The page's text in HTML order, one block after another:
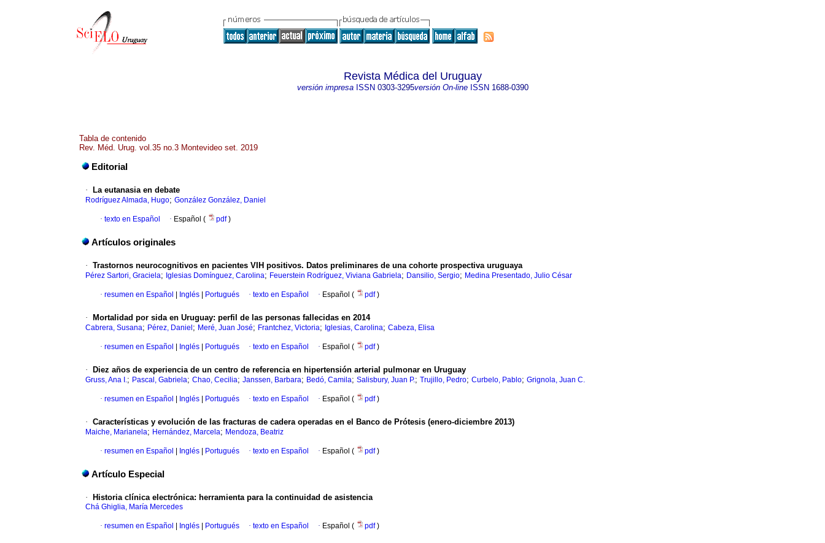
Revista Médica del Uruguay
versión impresaISSN 0303-3295versión On-lineISSN 1688-0390
Tabla de contenido
Rev. Méd. Urug. vol.35 no.3 Montevideo set. 2019
Editorial
· La eutanasia en debate
Rodríguez Almada, Hugo; González González, Daniel
· texto en Español · Español ( pdf)
Artículos originales
· Trastornos neurocognitivos en pacientes VIH positivos. Datos preliminares de una cohorte prospectiva uruguaya
Pérez Sartori, Graciela; Iglesias Domínguez, Carolina; Feuerstein Rodríguez, Viviana Gabriela; Dansilio, Sergio; Medina Presentado, Julio César
· resumen en Español Inglés Portugués · texto en Español · Español ( pdf)
· Mortalidad por sida en Uruguay: perfil de las personas fallecidas en 2014
Cabrera, Susana; Pérez, Daniel ; Meré, Juan José; Frantchez, Victoria; Iglesias, Carolina; Cabeza, Elisa
· resumen en Español Inglés Portugués · texto en Español · Español ( pdf)
· Diez años de experiencia de un centro de referencia en hipertensión arterial pulmonar en Uruguay
Gruss, Ana I.; Pascal, Gabriela; Chao, Cecilia; Janssen, Barbara; Bedó, Camila; Salisbury, Juan P.; Trujillo, Pedro; Curbelo, Pablo; Grignola, Juan C.
· resumen en Español Inglés Portugués · texto en Español · Español ( pdf)
· Características y evolución de las fracturas de cadera operadas en el Banco de Prótesis (enero-diciembre 2013)
Maiche, Marianela; Hernández, Marcela; Mendoza, Beatriz
· resumen en Español Inglés Portugués · texto en Español · Español ( pdf)
Artículo Especial
· Historia clínica electrónica: herramienta para la continuidad de asistencia
Chá Ghiglia, María Mercedes
· resumen en Español Inglés Portugués · texto en Español · Español ( pdf)